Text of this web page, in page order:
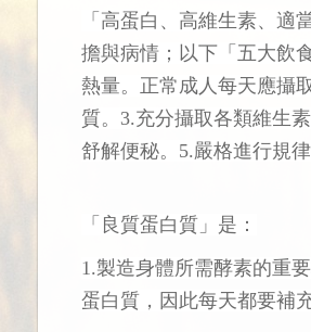
「高蛋白、高維生素、
擔與病情；以下「五大飲
熱量。正常成人每天應攝
質。3.充分攝取各類維生
舒解便秘。5.嚴格進行規
「良質蛋白質」是：
1.製造身體所需酵素的重
蛋白質，因此每天都要補